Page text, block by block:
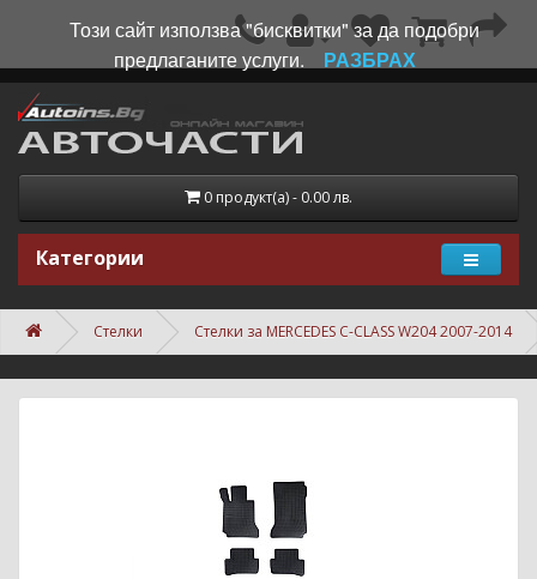
0 продукт(а) - 0.00 лв.
Категории
Стелки Стелки за MERCEDES C-CLASS W204 2007-2014
Този сайт използва "бисквитки" за да подобри
предлаганите услуги.
РАЗБРАХ